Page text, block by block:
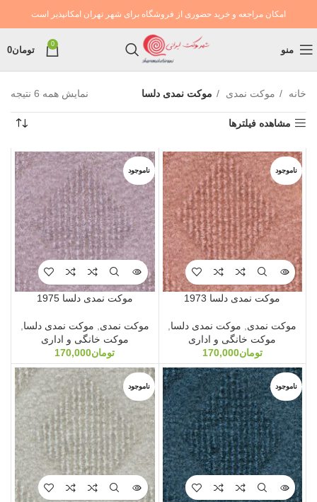
امکان مراجعه و خرید حضوری از فروشگاه برای شهر تهران امکانپذیر است
منو
0
تومان0
خانه موکت نمدی موکت نمدی دلسا نمایش همه 6 نتیجه
مشاهده فیلترها
ناموجود
موکت نمدی دلسا 1973
موکت نمدی موکت نمدی دلسا
موکت خانگی و اداری
تومان170,000
ناموجود
موکت نمدی دلسا 1975
موکت نمدی موکت نمدی دلسا
موکت خانگی و اداری
تومان170,000
ناموجود ناموجود